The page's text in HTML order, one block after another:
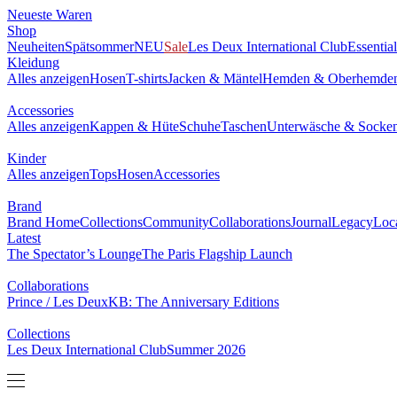
Neueste Waren
Shop
NeuheitenSpätsommerNEUSaleLes Deux International Club
Kleidung
Alles anzeigenHosenT-shirtsJacken & MäntelHemden &
Accessories
Alles anzeigenKappen & HüteSchuheTaschenUnterwäsche &
Kinder
Alles anzeigenTopsHosenAccessories
Brand
Brand HomeCollectionsCommunityCollaborationsJournalLegacy
Latest
The Spectator’s LoungeThe Paris Flagship Launch
Collaborations
Prince / Les DeuxKB: The Anniversary Editions
Collections
Les Deux International ClubSummer 2026